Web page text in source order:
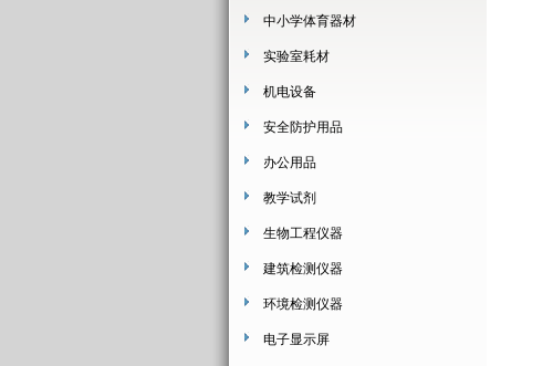
中小学体育器材
实验室耗材
机电设备
安全防护用品
办公用品
教学试剂
生物工程仪器
建筑检测仪器
环境检测仪器
电子显示屏